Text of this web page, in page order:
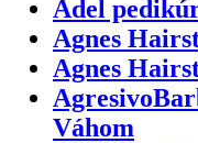
Adel
Agnes
Agnes
Váhom